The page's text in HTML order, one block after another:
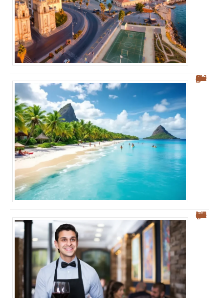
Découvrez les plages des Salines : votre guide sur Sainte-Anne
Les meilleurs restaurants à Palerme : nos conseils pour bien manger et savourer !